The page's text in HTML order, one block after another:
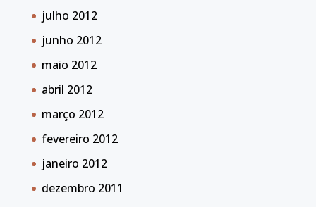
julho 2012
junho 2012
maio 2012
abril 2012
março 2012
fevereiro 2012
janeiro 2012
dezembro 2011